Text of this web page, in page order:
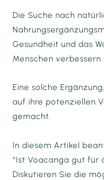
Die Suche nach
Gesundheit und das
Menschen
Eine solche
auf ihre potenziellen
gemacht.
In diesem Artikel
“Ist Voacanga gut für
Diskutieren Sie die